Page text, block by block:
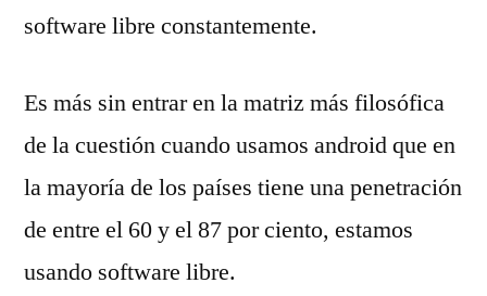
software libre constantemente.
Es más sin entrar en la matriz más filosófica
de la cuestión cuando usamos android que en
la mayoría de los países tiene una penetración
de entre el 60 y el 87 por ciento, estamos
usando software libre.